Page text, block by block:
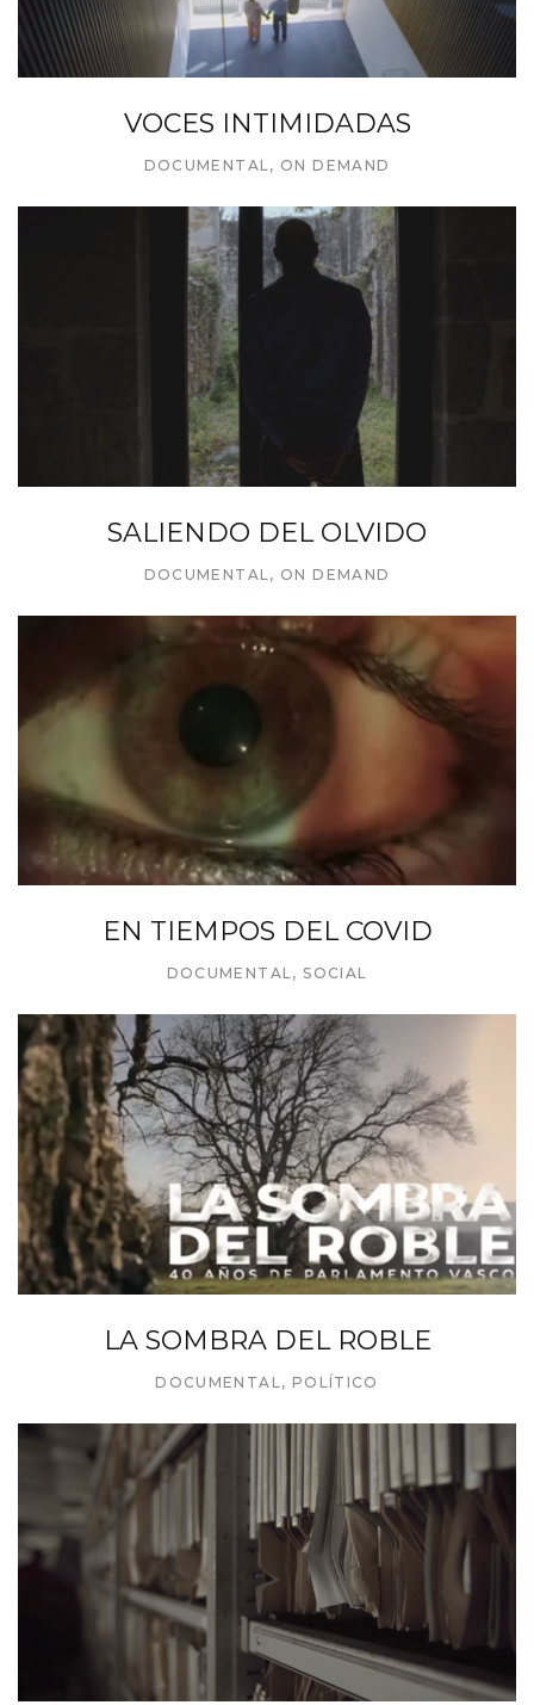
VOCES INTIMIDADAS
DOCUMENTAL, ON DEMAND
SALIENDO DEL OLVIDO
DOCUMENTAL, ON DEMAND
EN TIEMPOS DEL COVID
DOCUMENTAL,SOCIAL
LA SOMBRA DEL ROBLE
DOCUMENTAL, POLÍTICO